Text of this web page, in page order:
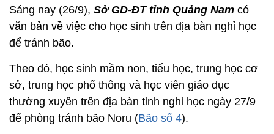
Sáng nay (26/9), Sở GD-ĐT tỉnh Quảng Nam có
văn bản về việc cho học sinh trên địa bàn nghỉ học
để tránh bão.
Theo đó, học sinh mầm non, tiểu học, trung học cơ
sở, trung học phổ thông và học viên giáo dục
thường xuyên trên địa bàn tỉnh nghỉ học ngày 27/9
để phòng tránh bão Noru (Bão số 4).